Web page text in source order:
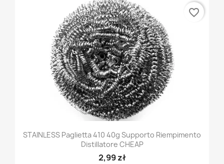
STAINLESS Paglietta 410 40g Supporto Riempimento
Distillatore CHEAP
2,99 zł
favorite_border